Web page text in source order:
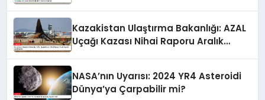
Kazakistan Ulaştırma Bakanlığı: AZAL
Uçağı Kazası Nihai Raporu Aralık
NASA’nın Uyarısı: 2024 YR4 Asteroidi
Dünya’ya Çarpabilir mi?